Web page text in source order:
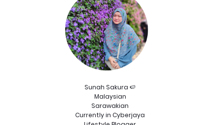
Sunah Sakura 🍉
Malaysian
Sarawakian
Currently in Cyberjaya